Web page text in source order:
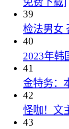
39
检法男女
40
2023年韩
41
金特务：
42
怪咖！文
43